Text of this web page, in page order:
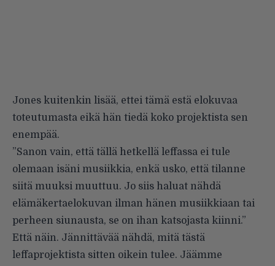
Jones kuitenkin lisää, ettei tämä estä elokuvaa
toteutumasta eikä hän tiedä koko projektista sen
enempää.
”Sanon vain, että tällä hetkellä leffassa ei tule
olemaan isäni musiikkia, enkä usko, että tilanne
siitä muuksi muuttuu. Jo siis haluat nähdä
elämäkertaelokuvan ilman hänen musiikkiaan tai
perheen siunausta, se on ihan katsojasta kiinni.”
Että näin. Jännittävää nähdä, mitä tästä
leffaprojektista sitten oikein tulee. Jäämme